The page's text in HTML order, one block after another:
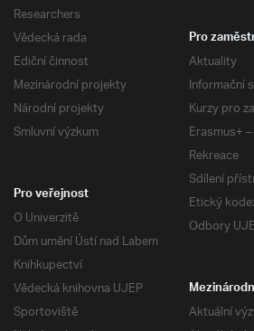
Researchers
Vědecká rada
Ediční činnost
Mezinárodní projekty
Národní projekty
Smluvní výzkum
Pro
Aktuality
Informační
Kurzy pro
Erasmus+
Rekreace
Sdílení
Etický
Odbory
Pro veřejnost
O Univerzitě
Dům umění Ústí nad Labem
Knihkupectví
Vědecká knihovna UJEP
Sportoviště
Aktuální